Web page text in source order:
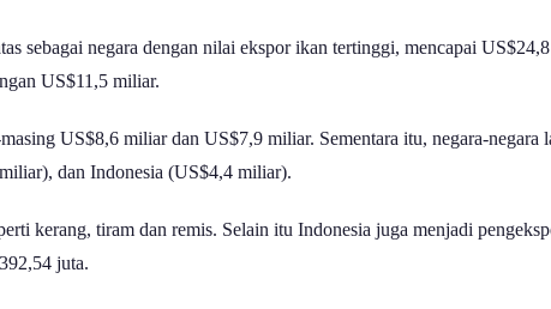
sebagai negara dengan nilai ekspor ikan tertinggi, mencapai
US$11,5 miliar.
US$8,6 miliar dan US$7,9 miliar. Sementara itu, negara-
dan Indonesia (US$4,4 miliar).
kerang, tiram dan remis. Selain itu Indonesia juga menjadi
juta.